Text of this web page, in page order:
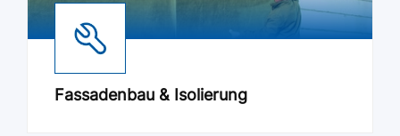
Fassadenbau & Isolierung